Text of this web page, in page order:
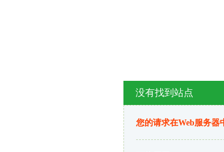
没有找到站点
您的请求在Web服务器